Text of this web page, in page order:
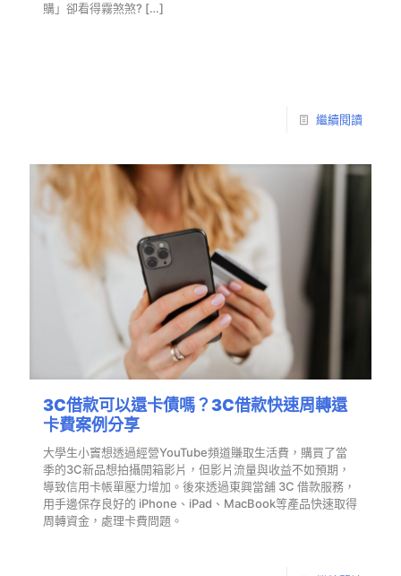
購」卻看得霧煞煞? […]
繼續閱讀
3C借款可以還卡債嗎？3C借款快速周轉還
卡費案例分享
大學生小竇想透過經營YouTube頻道賺取生活費，購買了當
季的3C新品想拍攝開箱影片，但影片流量與收益不如預期，
導致信用卡帳單壓力增加。後來透過東興當舖 3C 借款服務，
用手邊保存良好的 iPhone、iPad、MacBook等產品快速取得
周轉資金，處理卡費問題。